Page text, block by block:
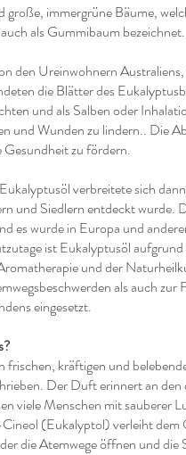
große, immergrüne Bäume,
als Gummibaum bezeichnet.
den Ureinwohnern
die Blätter des
und als Salben oder
und Wunden zu lindern.. Die
zu fördern.
verbreitete sich
und Siedlern entdeckt wurde.
es wurde in Europa und
ist Eukalyptusöl
und der
als auch
eingesetzt.
frischen, kräftigen und
Der Duft erinnert an
viele Menschen mit sauberer
(Eukalyptol) verleiht dem
die Atemwege öffnen und die